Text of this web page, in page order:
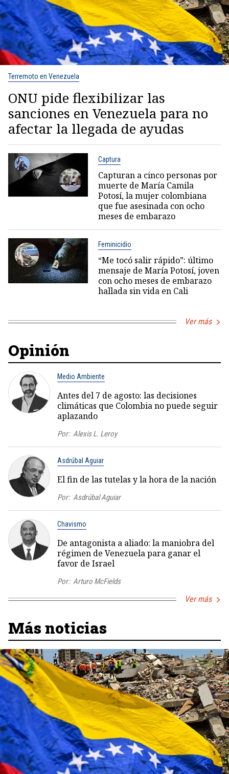
Terremoto en Venezuela
ONU pide flexibilizar las
sanciones en Venezuela para no
afectar la llegada de ayudas
Captura
Capturan a cinco personas por
muerte de María Camila
Potosí, la mujer colombiana
que fue asesinada con ocho
meses de embarazo
Feminicidio
“Me tocó salir rápido”: último
mensaje de María Potosí, joven
con ocho meses de embarazo
hallada sin vida en Cali
Ver más
Opinión
Medio Ambiente
Antes del 7 de agosto: las decisiones
climáticas que Colombia no puede seguir
aplazando
Por: Alexis L. Leroy
Asdrúbal Aguiar
El fin de las tutelas y la hora de la nación
Por: Asdrúbal Aguiar
Chavismo
De antagonista a aliado: la maniobra del
régimen de Venezuela para ganar el
favor de Israel
Por: Arturo McFields
Ver más
Más noticias